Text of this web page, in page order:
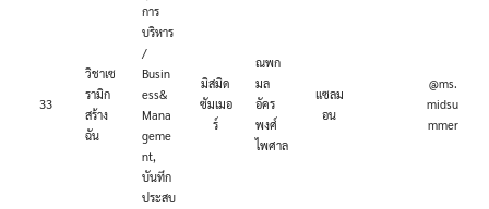
33
วิชาเซ
รามิก
สร้าง
ฉัน
การ
บริหาร
/
Busin
ess&
Mana
geme
nt,
บันทึก
ประสบ
มิสมิด
ซัมเมอ
ร์
ณพก
มล
อัคร
พงศ์
ไพศาล
แซลม
อน
@ms.
midsu
mmer